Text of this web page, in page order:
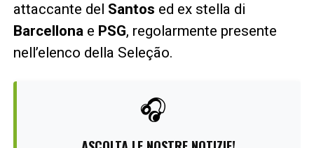
attaccante del Santos ed ex stella di
Barcellonae PSG, regolarmente presente
nell’elenco della Seleção.
🎧